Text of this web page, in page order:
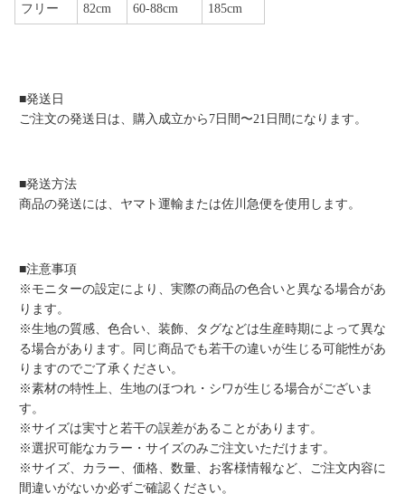
フリー 82cm 60-88cm 185cm
■発送日
ご注文の発送日は、購入成立から7日間〜21日間になります。
■発送方法
商品の発送には、ヤマト運輸または佐川急便を使用します。
■注意事項
※モニターの設定により、実際の商品の色合いと異なる場合があ
ります。
※生地の質感、色合い、装飾、タグなどは生産時期によって異な
る場合があります。同じ商品でも若干の違いが生じる可能性があ
りますのでご了承ください。
※素材の特性上、生地のほつれ・シワが生じる場合がございま
す。
※サイズは実寸と若干の誤差があることがあります。
※選択可能なカラー・サイズのみご注文いただけます。
※サイズ、カラー、価格、数量、お客様情報など、ご注文内容に
間違いがないか必ずご確認ください。